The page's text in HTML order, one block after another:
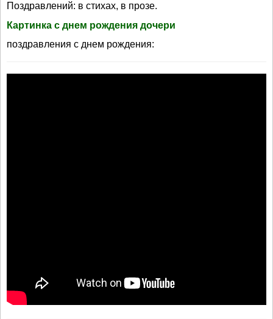
Поздравлений: в стихах, в прозе.
Картинка с днем рождения дочери
поздравления с днем рождения: